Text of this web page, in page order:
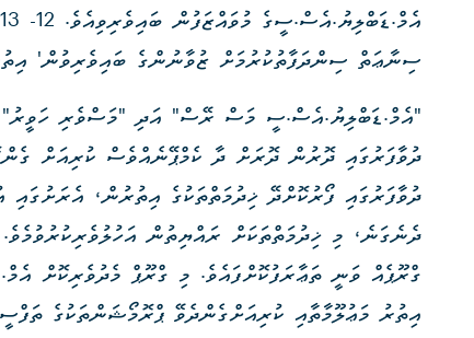
ސިނާޢަތް ސިންދަފާތުކުރުމަށް ޒުވާނުންގެ ބައިވެރިވުން'
"އެމް.ޑަބްލިޔު.އެސް.ސީ މަސް ރޭސް" އަދި "މަސްވެރި
ދުވާފަރުގައި ދޮރުން ދޮރަށް ދާ ކެމްޕޭނެއްވެސް ކުރިއަށް
ދުވާފަރުގައި ފޯރުކޮށްދޭ ޚިދުމަތްތަކުގެ އިތުރުން،
ދެނެގަނެ، މި ޚިދުމަތްތަކަށް ރައްޔިތުން
ގްރޫޕެއް ވަނީ ތަޢާރަފުކޮށްފައެވެ. މި ގްރޫޕް މެދުވެރިކޮށް
އިތުރު މަޢުލޫމާތާއި ކުރިއަށްގެންދެވޭ ޕްރޮމޯޝަންތަކުގެ